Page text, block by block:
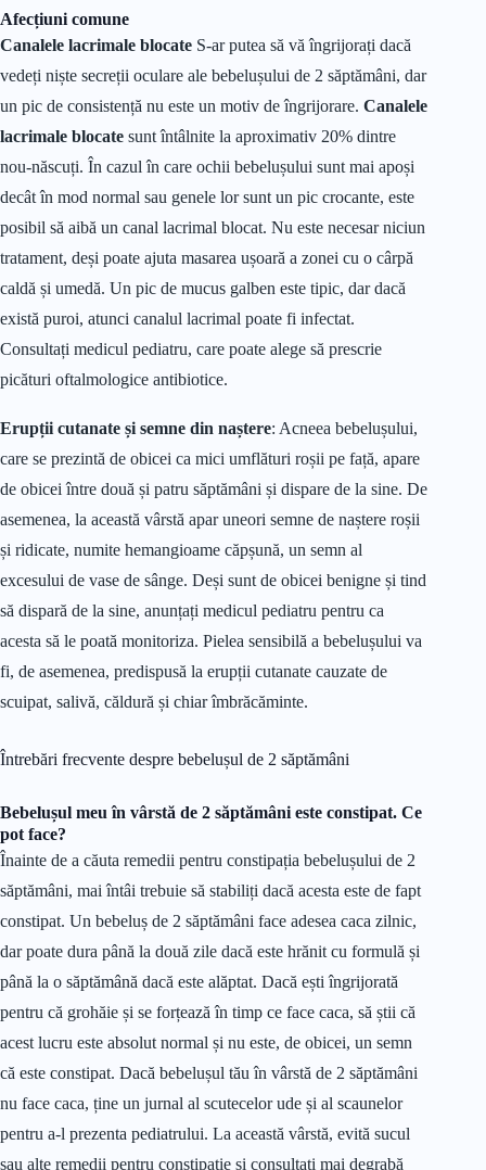
Afecțiuni comune
Canalele lacrimale blocate S-ar putea să vă îngrijorați dacă
vedeți niște secreții oculare ale bebelușului de 2 săptămâni, dar
un pic de consistență nu este un motiv de îngrijorare. Canalele
lacrimale blocate sunt întâlnite la aproximativ 20% dintre
nou-născuți. În cazul în care ochii bebelușului sunt mai apoși
decât în mod normal sau genele lor sunt un pic crocante, este
posibil să aibă un canal lacrimal blocat. Nu este necesar niciun
tratament, deși poate ajuta masarea ușoară a zonei cu o cârpă
caldă și umedă. Un pic de mucus galben este tipic, dar dacă
există puroi, atunci canalul lacrimal poate fi infectat.
Consultați medicul pediatru, care poate alege să prescrie
picături oftalmologice antibiotice.
Erupții cutanate și semne din naștere: Acneea bebelușului,
care se prezintă de obicei ca mici umflături roșii pe față, apare
de obicei între două și patru săptămâni și dispare de la sine. De
asemenea, la această vârstă apar uneori semne de naștere roșii
și ridicate, numite hemangioame căpșună, un semn al
excesului de vase de sânge. Deși sunt de obicei benigne și tind
să dispară de la sine, anunțați medicul pediatru pentru ca
acesta să le poată monitoriza. Pielea sensibilă a bebelușului va
fi, de asemenea, predispusă la erupții cutanate cauzate de
scuipat, salivă, căldură și chiar îmbrăcăminte.
Întrebări frecvente despre bebelușul de 2 săptămâni
Bebelușul meu în vârstă de 2 săptămâni este constipat. Ce
pot face?
Înainte de a căuta remedii pentru constipația bebelușului de 2
săptămâni, mai întâi trebuie să stabiliți dacă acesta este de fapt
constipat. Un bebeluș de 2 săptămâni face adesea caca zilnic,
dar poate dura până la două zile dacă este hrănit cu formulă și
până la o săptămână dacă este alăptat. Dacă ești îngrijorată
pentru că grohăie și se forțează în timp ce face caca, să știi că
acest lucru este absolut normal și nu este, de obicei, un semn
că este constipat. Dacă bebelușul tău în vârstă de 2 săptămâni
nu face caca, ține un jurnal al scutecelor ude și al scaunelor
pentru a-l prezenta pediatrului. La această vârstă, evită sucul
sau alte remedii pentru constipație și consultați mai degrabă